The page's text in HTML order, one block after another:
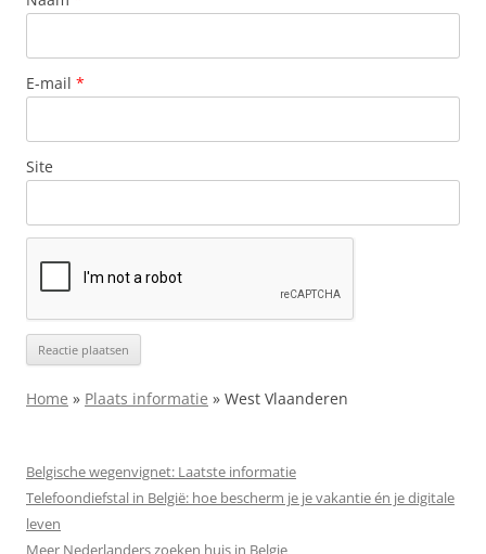
E-mail *
Site
Home » Plaats informatie » West Vlaanderen
Belgische wegenvignet: Laatste informatie
Telefoondiefstal in België: hoe bescherm je je vakantie én je digitale
leven
Meer Nederlanders zoeken huis in Belgie